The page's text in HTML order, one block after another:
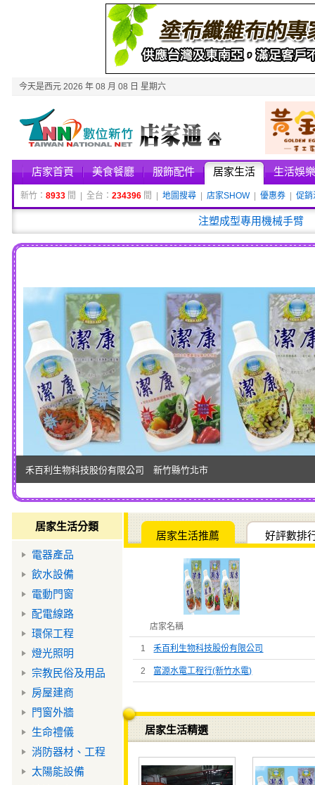
今天是西元 2026 年 08 月 08 日 星期六
店家首頁 美食餐廳 服飾配件 居家生活 生活娛樂
新竹： 8933 間 | 全台： 234396 間 | 地圖搜尋 店家SHOW| 優惠券 促銷
注塑成型專用機械手臂
禾百利生物科技股份有限公司 新竹縣竹北市
居家生活分類
電器產品
飲水設備
電動門窗
配電線路
環保工程
燈光照明
宗教民俗及用品
房屋建商
門窗外牆
生命禮儀
消防器材、工程
太陽能設備
居家生活推薦 好評數排
店家名稱
1 禾百利生物科技股份有限公司
2 富源水電工程行(新竹水電)
居家生活精選